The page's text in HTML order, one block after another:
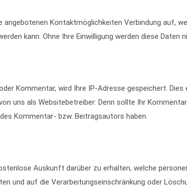
Kontaktmöglichkeiten Verbindung auf,
kann. Ohne Ihre Einwilligung werden diese Daten
Kommentar, wird Ihre IP-Adresse gespeichert.
uns als Websitebetreiber: Denn sollte Ihr
Kommentar- bzw. Beitragsautors haben.
Auskunft darüber zu erhalten, welche
und auf die Verarbeitungseinschränkung oder